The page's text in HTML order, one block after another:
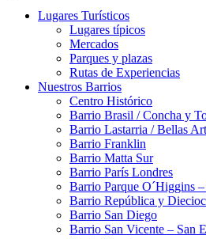
Lugares Turísticos
Lugares tí­picos
Mercados
Parques y plazas
Rutas de Experiencias
Nuestros Barrios
Centro Histórico
Barrio Brasil / Concha y
Barrio Lastarria / Bellas
Barrio Franklin
Barrio Matta Sur
Barrio Parí­s Londres
Barrio Parque O´Higgins
Barrio República y
Barrio San Diego
Barrio San Vicente – San